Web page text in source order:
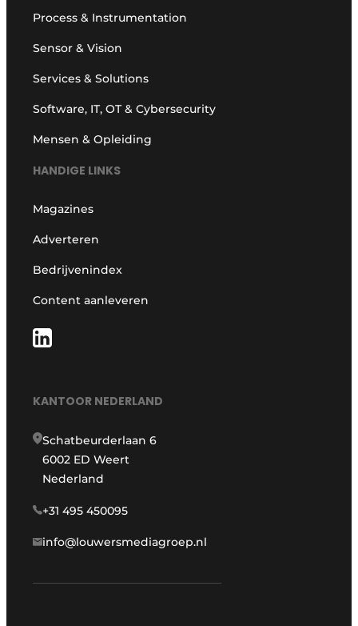
Process & Instrumentation
Sensor & Vision
Services & Solutions
Software, IT, OT & Cybersecurity
Mensen & Opleiding
HANDIGE LINKS
Magazines
Adverteren
Bedrijvenindex
Content aanleveren
KANTOOR NEDERLAND
Schatbeurderlaan 6
6002 ED Weert
Nederland
+31 495 450095
info@louwersmediagroep.nl